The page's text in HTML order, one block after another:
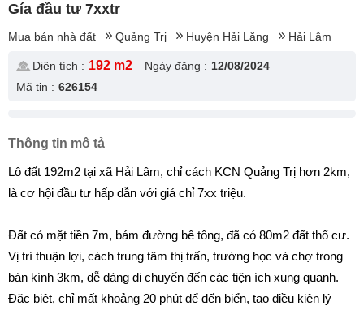
Gía đầu tư 7xxtr
Mua bán nhà đất Quảng Trị Huyện Hải Lăng Hải Lâm
Diện tích : 192 m2 Ngày đăng : 12/08/2024
Mã tin : 626154
Thông tin mô tả
Lô đất 192m2 tại xã Hải Lâm, chỉ cách KCN Quảng Trị hơn 2km,
là cơ hội đầu tư hấp dẫn với giá chỉ 7xx triệu.
Đất có mặt tiền 7m, bám đường bê tông, đã có 80m2 đất thổ cư.
Vị trí thuận lợi, cách trung tâm thị trấn, trường học và chợ trong
bán kính 3km, dễ dàng di chuyển đến các tiện ích xung quanh.
Đặc biệt, chỉ mất khoảng 20 phút để đến biển, tạo điều kiện lý